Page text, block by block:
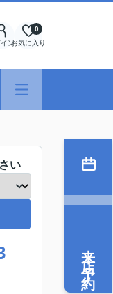
インお気に入り
0
い
来店予約